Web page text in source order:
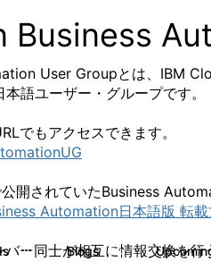
Business
User Groupとは、IBM
語ユーザー・グループです。
でもアクセスできます。
開されていたBusiness
Automation日本語版 転載
ー同士が相互に情報交換を行
30 Blogs 73